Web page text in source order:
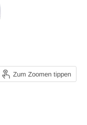
Zum Zoomen tippen